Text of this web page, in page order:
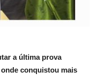
a última prova
conquistou mais